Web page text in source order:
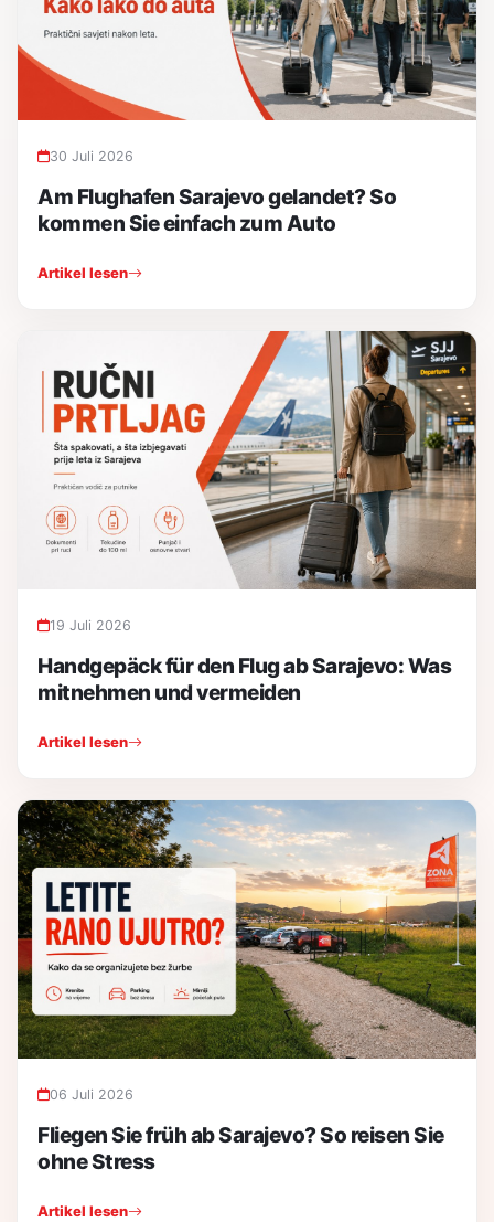
30 Juli 2026
Am Flughafen Sarajevo gelandet? So
kommen Sie einfach zum Auto
Artikel lesen
19 Juli 2026
Handgepäck für den Flug ab Sarajevo: Was
mitnehmen und vermeiden
Artikel lesen
06 Juli 2026
Fliegen Sie früh ab Sarajevo? So reisen Sie
ohne Stress
Artikel lesen